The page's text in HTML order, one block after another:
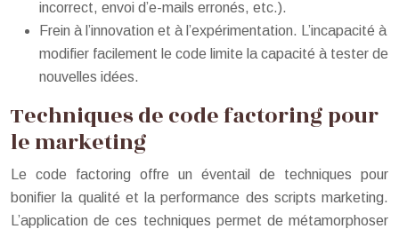
incorrect, envoi d’e-mails erronés, etc.).
Frein à l’innovation et à l’expérimentation. L’incapacité à
modifier facilement le code limite la capacité à tester de
nouvelles idées.
Techniques de code factoring pour
le marketing
Le code factoring offre un éventail de techniques pour
bonifier la qualité et la performance des scripts marketing.
L’application de ces techniques permet de métamorphoser